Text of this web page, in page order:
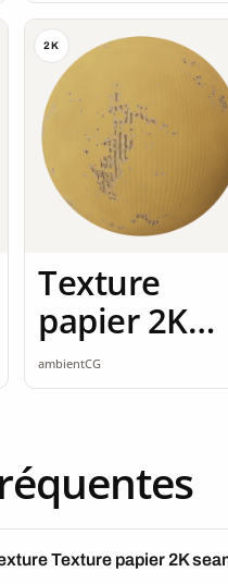
2K
Texture
papier 2K
seamless
ambientCG
Texture papier 2K